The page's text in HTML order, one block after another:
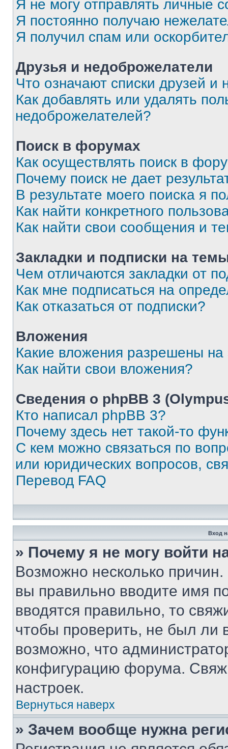
Я не могу отправлять личные
Я постоянно получаю
Я получил спам или
Друзья и недоброжелатели
Что означают списки друзей и
Как добавлять или удалять
недоброжелателей?
Поиск в форумах
Как осуществлять поиск в
Почему поиск не дает
В результате моего поиска я
Как найти конкретного
Как найти свои сообщения и
Закладки и подписки на
Чем отличаются закладки от
Как мне подписаться на
Как отказаться от подписки?
Вложения
Какие вложения разрешены
Как найти свои вложения?
Сведения о phpBB 3
Кто написал phpBB 3?
Почему здесь нет такой-то
С кем можно связаться по
или юридических вопросов,
Перевод FAQ
Вход
» Почему я не могу войти
Возможно несколько
вы правильно вводите имя
вводятся правильно, то
чтобы проверить, не был ли
возможно, что
конфигурацию форума.
настроек.
Вернуться наверх
» Зачем вообще нужна